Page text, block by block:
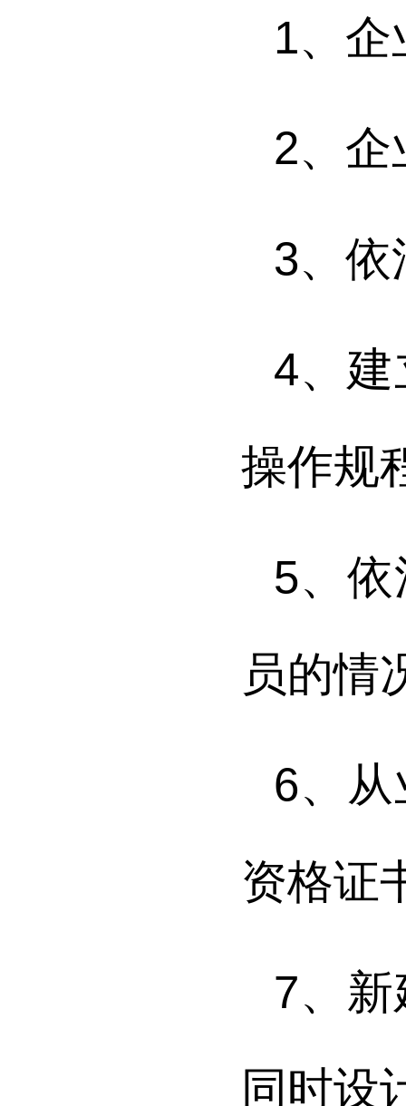
1、企
2、
3、
4、
操作规
5、
员的情
6、
资格证
7、
同时设